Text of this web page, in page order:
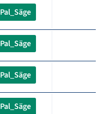
Pal_Säge
Pal_Säge
Pal_Säge
Pal_Säge